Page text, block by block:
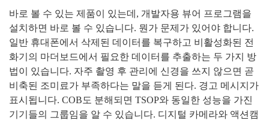
바로 볼 수 있는 제품이 있는데 , 개발자용 뷰어 프로그램을
설치하면 바로 볼 수 있습니다. 뭔가 문제가 있어야 합니다.
일반 휴대폰에서 삭제된 데이터를 복구하고 비활성화된 전
화기의 마더보드에서 필요한 데이터를 추출하는 두 가지 방
법이 있습니다. 자주 촬영 후 관리에 신경을 쓰지 않으면 곧
비축된 조미료가 부족하다는 말을 듣게 된다. 경고 메시지가
표시됩니다. COB 도 분해되면 TSOP와 동일한 성능을 가진
기기들의 그룹임을 알 수 있습니다. 디지털 카메라와 액션캠